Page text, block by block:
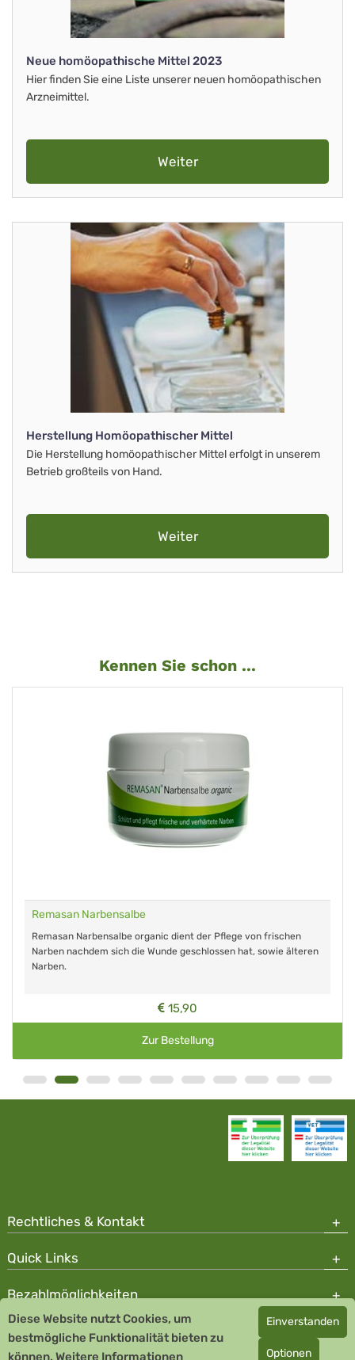
Neue homöopathische Mittel 2023
Hier finden Sie eine Liste unserer neuen homöopathischen
Arzneimittel.
Weiter
Herstellung Homöopathischer Mittel
Die Herstellung homöopathischer Mittel erfolgt in unserem
Betrieb großteils von Hand.
Weiter
Kennen Sie schon ...
Remasan Narbensalbe
Remasan Narbensalbe organic dient der Pflege von frischen
Narben nachdem sich die Wunde geschlossen hat, sowie älteren
Narben.
15,90
Zur Bestellung
Rechtliches & Kontakt
Quick Links
Bezahlmöglichkeiten
Copyright © 2026 Team Santé Salvator Apotheke - GDP zertifiziert
Remedia Homöopathie GmbH GMP zertifizierter Arzneihersteller
Diese Website nutzt Cookies, um
bestmögliche Funktionalität bieten zu
können. Weitere Informationen
Einverstanden
Optionen